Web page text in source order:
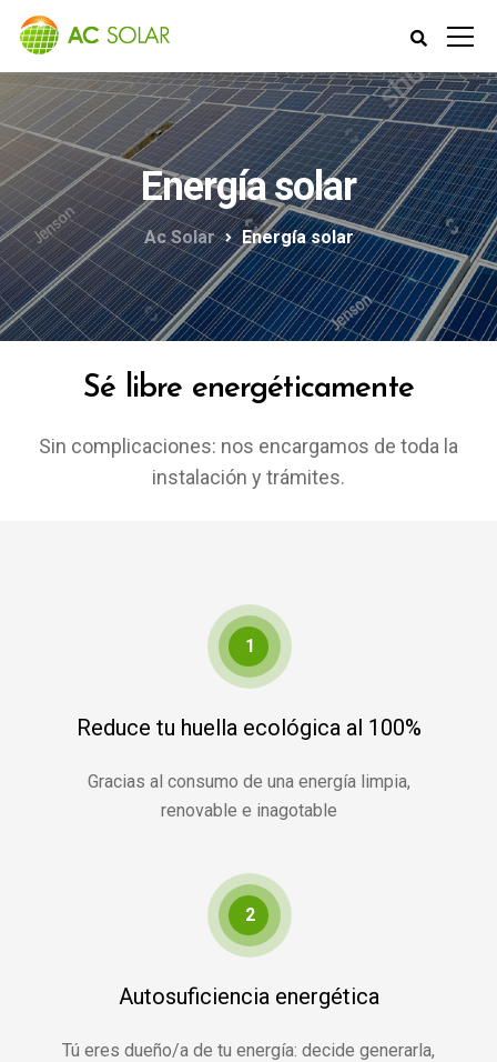
Energía solar
Ac Solar Energía solar
Sé libre energéticamente
Sin complicaciones: nos encargamos de toda la
instalación y trámites.
1
Reduce tu huella ecológica al 100%
Gracias al consumo de una energía limpia,
renovable e inagotable
2
Autosuficiencia energética
Tú eres dueño/a de tu energía: decide generarla,